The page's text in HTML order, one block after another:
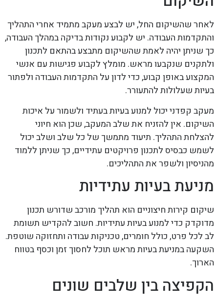
לאחר שהשיקום החל, יש לבצע מעקב מתמיד אחרי התהליך
והתקדמות העבודה. יש לקבוע נקודות בדיקה במהלך העבודה,
כך שניתן יהיה לאמת שהשיקום מתבצע בהתאם לתכנון
ולתקנים שנקבעו מראש. מומלץ לקבוע פגישות עם אנשי
המקצוע באופן קבוע, כדי לדון על התקדמות העבודה ולפתור
בעיות שעלולות להתעורר.
מעקב קפדני יכול למנוע בעיות בעתיד ולשמור על איכות
השיקום. אין להזניח את שלב המעקב, שכן הוא חיוני
להצלחת התהליך. תיעוד מתמשך של כל שלב ושלב יכול
לשמש כבסיס לתכנון פרויקטים עתידיים, כך שניתן ללמוד
מהניסיון ולשפר את התהליכים.
מניעת בעיות עתידיות
שיקום קירות חיצוניים הוא תהליך מורכב שדורש תכנון
מדוקדק כדי למנוע בעיות עתידיות. חשוב להקדיש תשומת
לב לכל פרט, כולל חומרים, טכניקות עבודה ותחזוקה שוטפת.
השקעה במניעת בעיות מראש תוכל לחסוך זמן וכסף בטווח
הארוך.
הקפיצה בין שלבים שונים